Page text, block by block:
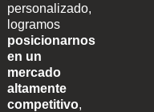
personalizado,
logramos
posicionarnos
en un
mercado
altamente
competitivo,